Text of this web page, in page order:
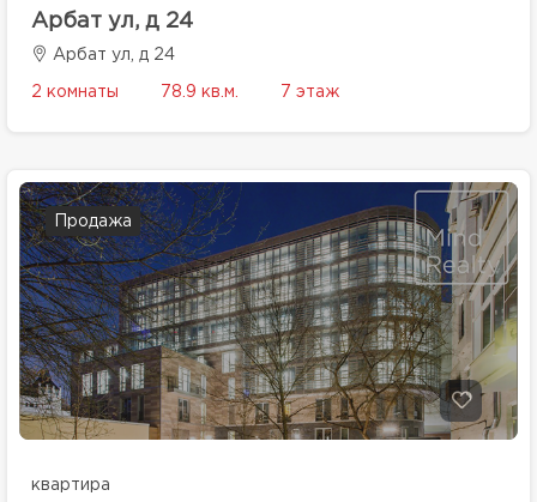
Арбат ул, д 24
Арбат ул, д 24
2 комнаты 78.9 кв.м. 7 этаж
Продажа
квартира